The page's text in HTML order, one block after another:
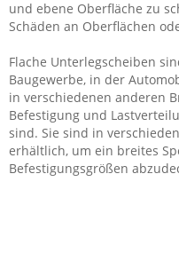
und ebene Oberfläche zu
Schäden an Oberflächen
Flache Unterlegscheiben
Baugewerbe, in der
in verschiedenen anderen
Befestigung und
sind. Sie sind in
erhältlich, um ein breites
Befestigungsgrößen